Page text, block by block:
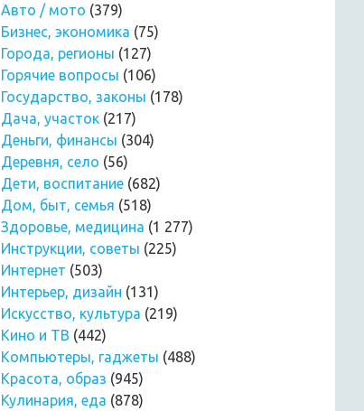
Авто / мото (379)
Бизнес, экономика (75)
Города, регионы (127)
Горячие вопросы (106)
Государство, законы (178)
Дача, участок (217)
Деньги, финансы (304)
Деревня, село (56)
Дети, воспитание (682)
Дом, быт, семья (518)
Здоровье, медицина (1 277)
Инструкции, советы (225)
Интернет (503)
Интерьер, дизайн (131)
Искусство, культура (219)
Кино и ТВ (442)
Компьютеры, гаджеты (488)
Красота, образ (945)
Кулинария, еда (878)